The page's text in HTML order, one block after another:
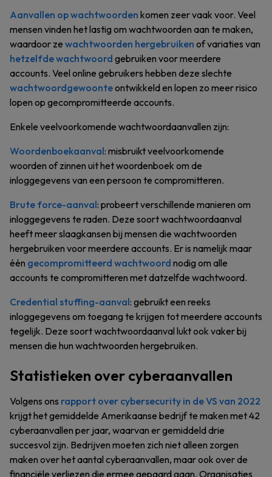
Aanvallen op wachtwoorden komen zeer vaak voor. Veel
mensen vinden het lastig om wachtwoorden aan te maken,
waardoor ze wachtwoorden hergebruiken of variaties van
hetzelfde wachtwoord gebruiken voor meerdere
accounts. Veel online gebruikers hebben deze slechte
wachtwoordgewoonteontwikkeld en lopen zo meer risico
lopen op gecompromitteerde accounts.
Enkele veelvoorkomende wachtwoordaanvallen zijn:
Woordenboekaanval: misbruikt veelvoorkomende
woorden of zinnen uit het woordenboek om de
inloggegevens van een persoon te compromitteren.
Brute force-aanval: probeert verschillende manieren om
inloggegevens te raden. Deze soort wachtwoordaanval
heeft meer slaagkansen bij mensen die wachtwoorden
hergebruiken voor meerdere accounts. Er is namelijk maar
één gecompromitteerd wachtwoord nodig om alle
accounts te compromitteren met datzelfde wachtwoord.
Credential stuffing-aanval: gebruikt een reeks
inloggegevens om toegang te krijgen tot meerdere accounts
tegelijk. Deze soort wachtwoordaanval lukt ook vaker bij
mensen die hun wachtwoorden hergebruiken.
Statistieken over cyberaanvallen
Volgens ons rapport over cybersecurity in de VS van 2022
krijgt het gemiddelde Amerikaanse bedrijf te maken met 42
cyberaanvallen per jaar, waarvan er gemiddeld drie
succesvol zijn. Bedrijven moeten zich niet alleen zorgen
maken over het aantal cyberaanvallen, maar ook over de
financiële verliezen die ermee gepaard gaan. Organisaties